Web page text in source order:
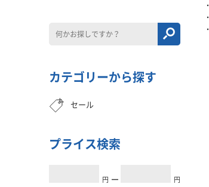
カテゴリーから探す
セール
プライス検索
円 ━ 円